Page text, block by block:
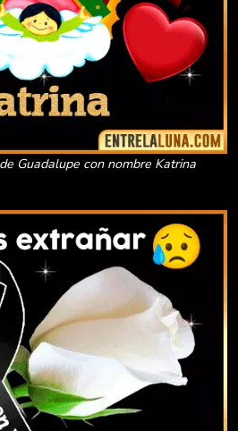
Guadalupe con nombre Katrina